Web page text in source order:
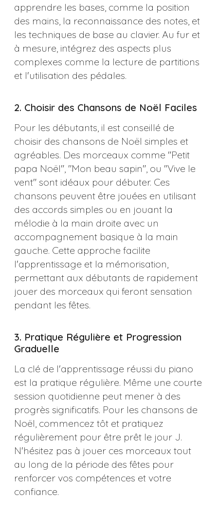
apprendre les bases, comme la position
des mains, la reconnaissance des notes, et
les techniques de base au clavier. Au fur et
à mesure, intégrez des aspects plus
complexes comme la lecture de partitions
et l'utilisation des pédales​​​​.
2. Choisir des Chansons de Noël Faciles
Pour les débutants, il est conseillé de
choisir des chansons de Noël simples et
agréables. Des morceaux comme "Petit
papa Noël", "Mon beau sapin", ou "Vive le
vent" sont idéaux pour débuter. Ces
chansons peuvent être jouées en utilisant
des accords simples ou en jouant la
mélodie à la main droite avec un
accompagnement basique à la main
gauche. Cette approche facilite
l'apprentissage et la mémorisation,
permettant aux débutants de rapidement
jouer des morceaux qui feront sensation
pendant les fêtes​​.
3. Pratique Régulière et Progression
Graduelle
La clé de l'apprentissage réussi du piano
est la pratique régulière. Même une courte
session quotidienne peut mener à des
progrès significatifs. Pour les chansons de
Noël, commencez tôt et pratiquez
régulièrement pour être prêt le jour J.
N'hésitez pas à jouer ces morceaux tout
au long de la période des fêtes pour
renforcer vos compétences et votre
confiance.